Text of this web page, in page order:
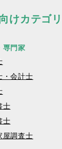
けカテゴ
専門家
・会計士
士
士
屋調査士